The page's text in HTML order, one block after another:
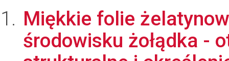
Miękkie folie
środowisku żołądka -